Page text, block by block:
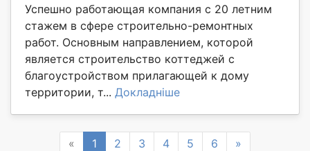
Успешно работающая компания с 20 летним
стажем в сфере строительно-ремонтных
работ. Основным направлением, которой
является строительство коттеджей с
благоустройством прилагающей к дому
территории, т... Докладніше
« Previous
1 2 3 4 5 6 »